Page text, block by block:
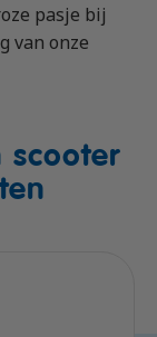
pasje bij
van onze
scooter